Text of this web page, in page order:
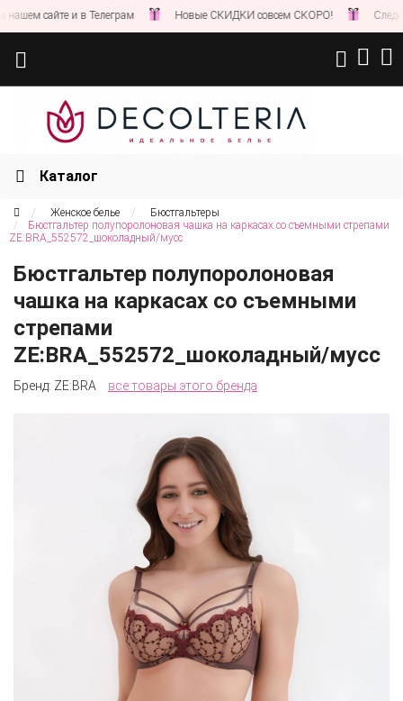
сайте и в Телеграм Новые СКИДКИ совсем СКОРО! Следите
Каталог
Женское белье
Бюстгальтеры
Бюстгальтер полупоролоновая чашка на каркасах со съемными стрепами
ZE:BRA_552572_шоколадный/мусс
Бюстгальтер полупоролоновая
чашка на каркасах со съемными
стрепами
ZE:BRA_552572_шоколадный/мусс
Бренд: ZE:BRA все товары этого бренда